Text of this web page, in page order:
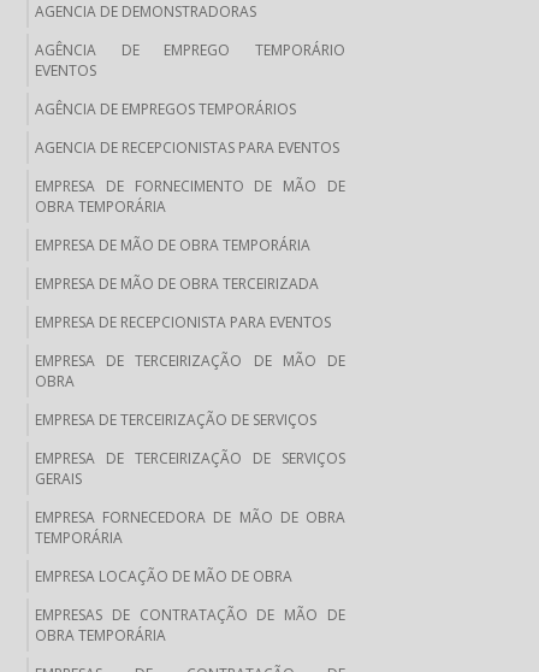
AGENCIA DE DEMONSTRADORAS
AGÊNCIA DE EMPREGO TEMPORÁRIO
EVENTOS
AGÊNCIA DE EMPREGOS TEMPORÁRIOS
AGENCIA DE RECEPCIONISTAS PARA EVENTOS
EMPRESA DE FORNECIMENTO DE MÃO DE
OBRA TEMPORÁRIA
EMPRESA DE MÃO DE OBRA TEMPORÁRIA
EMPRESA DE MÃO DE OBRA TERCEIRIZADA
EMPRESA DE RECEPCIONISTA PARA EVENTOS
EMPRESA DE TERCEIRIZAÇÃO DE MÃO DE
OBRA
EMPRESA DE TERCEIRIZAÇÃO DE SERVIÇOS
EMPRESA DE TERCEIRIZAÇÃO DE SERVIÇOS
GERAIS
EMPRESA FORNECEDORA DE MÃO DE OBRA
TEMPORÁRIA
EMPRESA LOCAÇÃO DE MÃO DE OBRA
EMPRESAS DE CONTRATAÇÃO DE MÃO DE
OBRA TEMPORÁRIA